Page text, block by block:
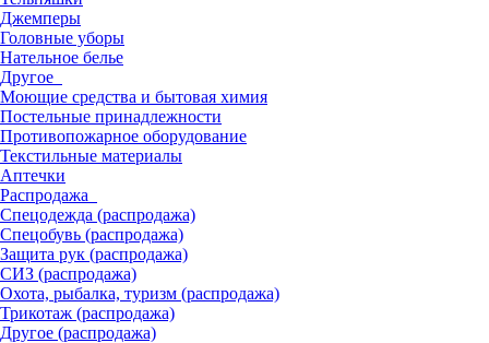
Джемперы
Головные уборы
Нательное белье
Другое
Моющие средства и бытовая химия
Постельные принадлежности
Противопожарное оборудование
Текстильные материалы
Аптечки
Распродажа
Спецодежда (распродажа)
Спецобувь (распродажа)
Защита рук (распродажа)
СИЗ (распродажа)
Охота, рыбалка, туризм (распродажа)
Трикотаж (распродажа)
Другое (распродажа)